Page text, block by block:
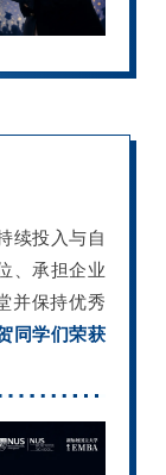
续投入与自
、承担企业
并保持优秀
同学们荣获